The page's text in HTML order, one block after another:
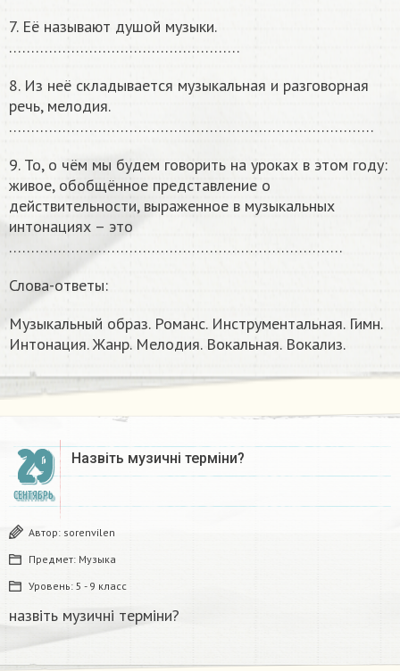
7. Её называют душой музыки.
…………………………………………….
8. Из неё складывается музыкальная и разговорная
речь, мелодия.
……………………………………………………………………….
9. То, о чём мы будем говорить на уроках в этом году:
живое, обобщённое представление о
действительности, выраженное в музыкальных
интонациях – это
…………………………………………………………………
Слова-ответы:
Музыкальный образ. Романс. Инструментальная. Гимн.
Интонация. Жанр. Мелодия. Вокальная. Вокализ.
29
СЕНТЯБРЬ
Назвіть музичні терміни?​
Автор: sorenvilen
Предмет: Музыка
Уровень: 5 - 9 класс
назвіть музичні терміни?​